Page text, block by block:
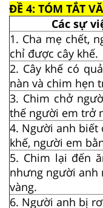
ĐỀ 4: TÓM TẮT
Các sự
1. Cha mẹ chết,
chỉ được cây khế.
2. Cây khế có
nàn và chim hẹn
3. Chim chở
thế người em trở
4. Người anh biết
khế, người em
5. Chim lại đến
nhưng người anh
vàng.
6. Người anh bị